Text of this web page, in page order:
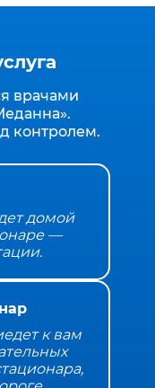
врачами
контролем.
домой
—
к вам